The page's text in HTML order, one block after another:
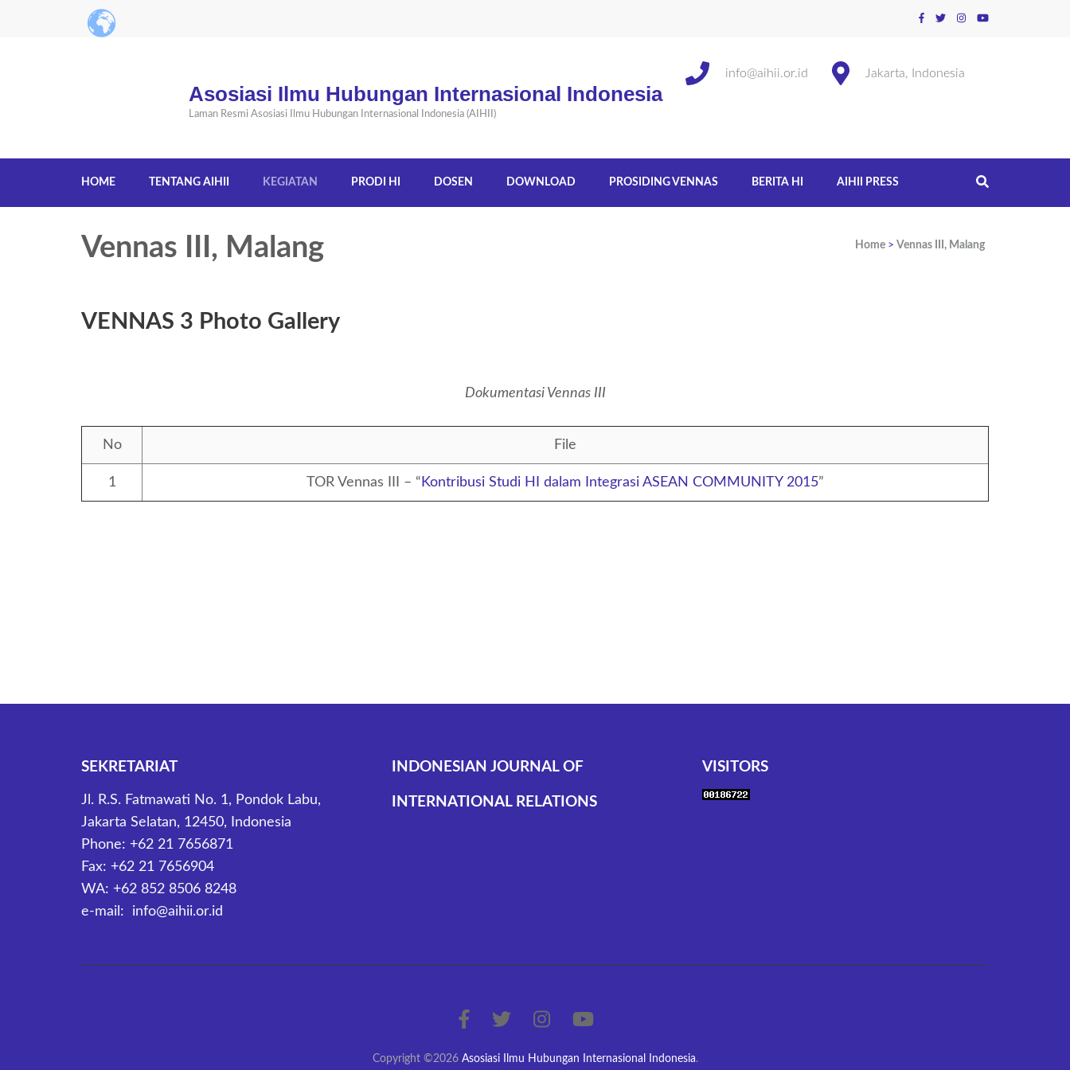
Asosiasi Ilmu Hubungan Internasional Indonesia
Laman Resmi Asosiasi Ilmu Hubungan Internasional Indonesia (AIHII)
Jakarta, Indonesia
info@aihii.or.id
HOME TENTANG AIHII KEGIATAN PRODI HI DOSEN DOWNLOAD PROSIDING VENNAS BERITA HI AIHII PRESS
Vennas III, Malang Home > Vennas III, Malang
VENNAS 3 Photo Gallery
Dokumentasi Vennas III
No File
1 TOR Vennas III – “ Kontribusi Studi HI dalam Integrasi ASEAN COMMUNITY 2015”
SEKRETARIAT
Jl. R.S. Fatmawati No. 1, Pondok Labu,
Jakarta Selatan, 12450, Indonesia
Phone: +62 21 7656871
Fax: +62 21 7656904
WA: +62 852 8506 8248
e-mail: info@aihii.or.id
INDONESIAN JOURNAL OF
INTERNATIONAL RELATIONS
VISITORS
Copyright ©2026 Asosiasi Ilmu Hubungan Internasional Indonesia.